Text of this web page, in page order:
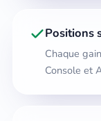
Positions
Chaque
Console et